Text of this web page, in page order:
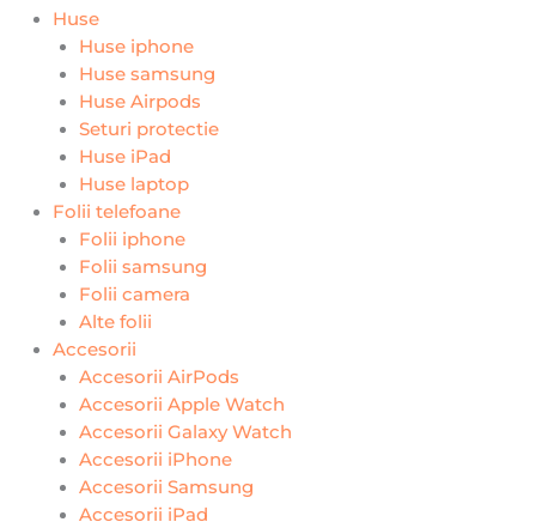
Huse
Huse iphone
Huse samsung
Huse Airpods
Seturi protectie
Huse iPad
Huse laptop
Folii telefoane
Folii iphone
Folii samsung
Folii camera
Alte folii
Accesorii
Accesorii AirPods
Accesorii Apple Watch
Accesorii Galaxy Watch
Accesorii iPhone
Accesorii Samsung
Accesorii iPad